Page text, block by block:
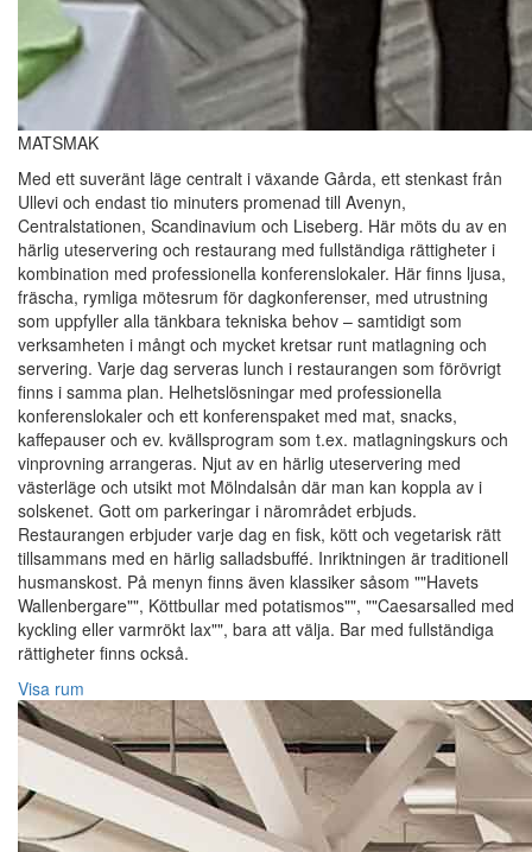
MATSMAK
Med ett suveränt läge centralt i växande Gårda, ett stenkast från
Ullevi och endast tio minuters promenad till Avenyn,
Centralstationen, Scandinavium och Liseberg. Här möts du av en
härlig uteservering och restaurang med fullständiga rättigheter i
kombination med professionella konferenslokaler. Här finns ljusa,
fräscha, rymliga mötesrum för dagkonferenser, med utrustning
som uppfyller alla tänkbara tekniska behov – samtidigt som
verksamheten i mångt och mycket kretsar runt matlagning och
servering. Varje dag serveras lunch i restaurangen som förövrigt
finns i samma plan. Helhetslösningar med professionella
konferenslokaler och ett konferenspaket med mat, snacks,
kaffepauser och ev. kvällsprogram som t.ex. matlagningskurs och
vinprovning arrangeras. Njut av en härlig uteservering med
västerläge och utsikt mot Mölndalsån där man kan koppla av i
solskenet. Gott om parkeringar i närområdet erbjuds.
Restaurangen erbjuder varje dag en fisk, kött och vegetarisk rätt
tillsammans med en härlig salladsbuffé. Inriktningen är traditionell
husmanskost. På menyn finns även klassiker såsom ""Havets
Wallenbergare"", Köttbullar med potatismos"", ""Caesarsalled med
kyckling eller varmrökt lax"", bara att välja. Bar med fullständiga
rättigheter finns också.
Visa rum